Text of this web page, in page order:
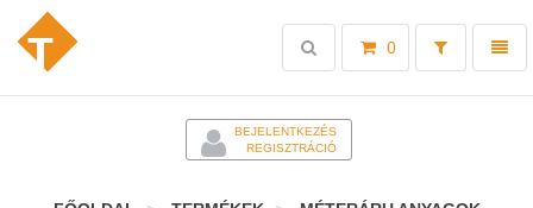
Toggle
0
Toggle
search
BEJELENTKEZÉS
REGISZTRÁCIÓ